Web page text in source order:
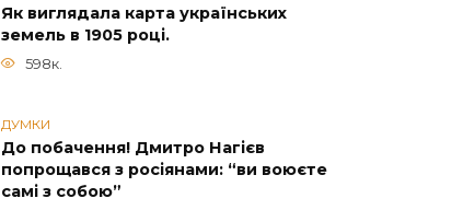
Як виглядала карта українських
земель в 1905 році.
598к.
ДУМКИ
До побачення! Дмитро Нагієв
попрощався з росіянами: “ви воюєте
самі з собою”